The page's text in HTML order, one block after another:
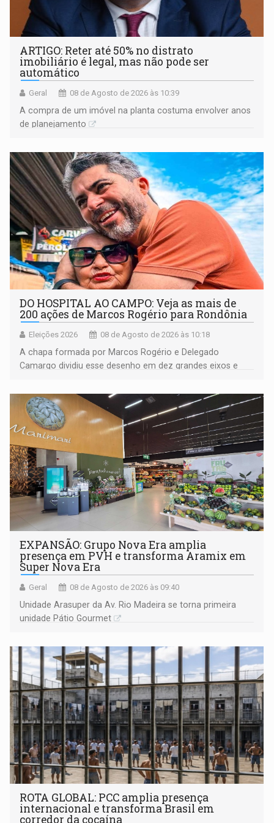
ARTIGO: Reter até 50% no distrato
imobiliário é legal, mas não pode ser
automático
Geral 08 de Agosto de 2026 às 10:39
A compra de um imóvel na planta costuma envolver anos
de planejamento
DO HOSPITAL AO CAMPO: Veja as mais de
200 ações de Marcos Rogério para Rondônia
Eleições 2026 08 de Agosto de 2026 às 10:18
A chapa formada por Marcos Rogério e Delegado
Camargo dividiu esse desenho em dez grandes eixos e
EXPANSÃO: Grupo Nova Era amplia
presença em PVH e transforma Aramix em
Super Nova Era
Geral 08 de Agosto de 2026 às 09:40
Unidade Arasuper da Av. Rio Madeira se torna primeira
unidade Pátio Gourmet
ROTA GLOBAL: PCC amplia presença
internacional e transforma Brasil em
corredor da cocaína